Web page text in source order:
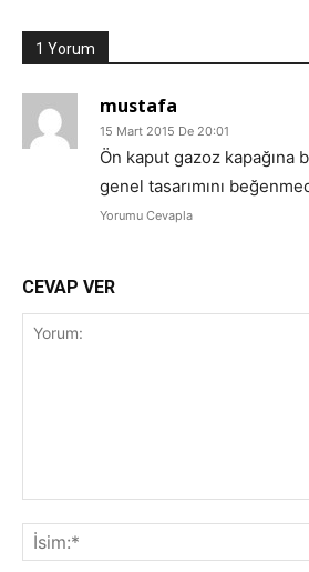
1 Yorum
mustafa
15 Mart 2015 De 20:01
Ön kaput gazoz kapağına
genel tasarımını
Yorumu Cevapla
CEVAP VER